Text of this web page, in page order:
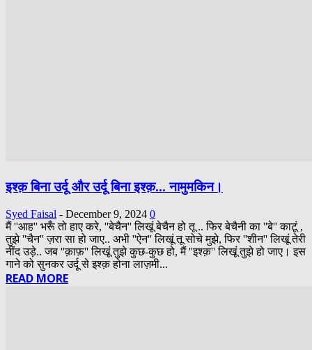
इश्क़ बिना उर्दू और उर्दू बिना इश्क़… नामुमकिन।
Syed Faisal - December 9, 2024 0
मैं ''आह'' भरूँ तो हाए करे, ''बेचैन'' लिखूं बेचैन हो तू .. फिर बेचैनी का ''बे'' काटूं ,
तुझे ''चैन'' ज़रा सा हो जाए.. अभी ''ऐन'' लिखूं तू सोचे मुझे, फिर ''शीन'' लिखूं तेरी
नींद उड़े.. जब ''क़ाफ़'' लिखूं तुझे कुछ-कुछ हो, मैं ''इश्क़'' लिखूं तुझे हो जाए। इस
गाने को सुनकर उर्दू से इश्क़ होना लाज़मी...
READ MORE